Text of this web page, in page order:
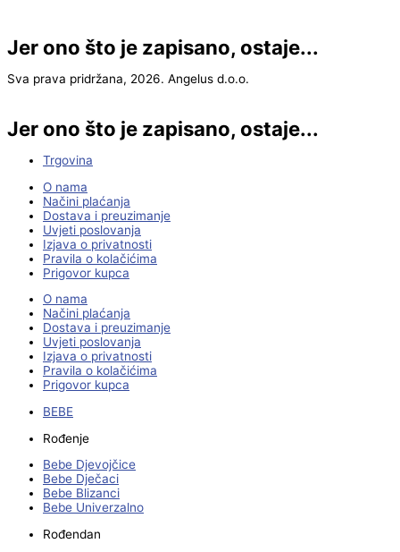
Jer ono što je zapisano, ostaje...
Sva prava pridržana, 2026. Angelus d.o.o.
Jer ono što je zapisano, ostaje...
Trgovina
O nama
Načini plaćanja
Dostava i preuzimanje
Uvjeti poslovanja
Izjava o privatnosti
Pravila o kolačićima
Prigovor kupca
O nama
Načini plaćanja
Dostava i preuzimanje
Uvjeti poslovanja
Izjava o privatnosti
Pravila o kolačićima
Prigovor kupca
BEBE
Rođenje
Bebe Djevojčice
Bebe Dječaci
Bebe Blizanci
Bebe Univerzalno
Rođendan